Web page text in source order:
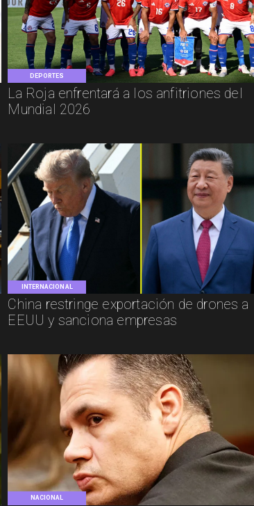
DEPORTES
La Roja enfrentará a los anfitriones del
Mundial 2026
INTERNACIONAL
China restringe exportación de drones a
EEUU y sanciona empresas
NACIONAL